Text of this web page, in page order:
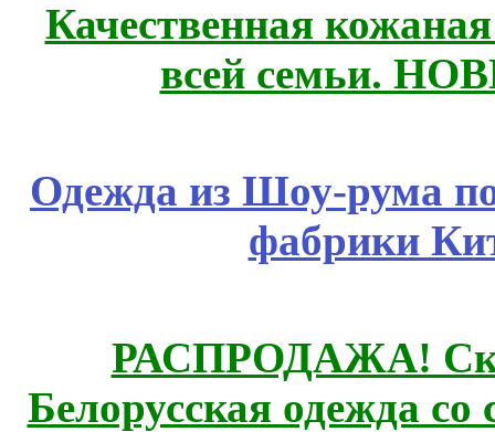
Качественная
всей семьи.
Одежда из Шоу-рума
фабрики
РАСПРОДАЖА!
Белорусская одежда